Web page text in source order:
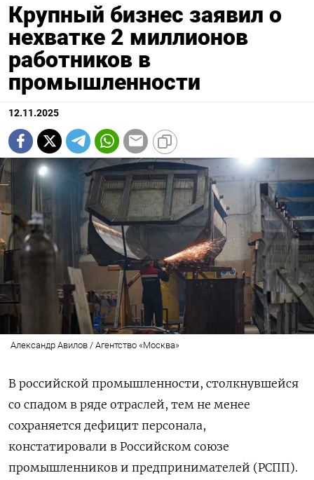
Крупный бизнес заявил о
нехватке 2 миллионов
работников в
промышленности
12.11.2025
Александр Авилов / Агентство «Москва»
В российской промышленности, столкнувшейся
со спадом в ряде отраслей, тем не менее
сохраняется дефицит персонала,
констатировали в Российском союзе
промышленников и предпринимателей (РСПП).